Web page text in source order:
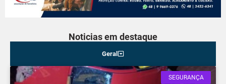
Noticias em destaque
Geral
SEGURANÇA